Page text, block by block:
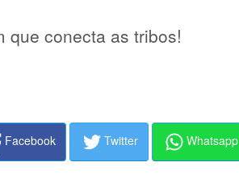
que conecta as tribos!
Facebook Twitter Whatsapp